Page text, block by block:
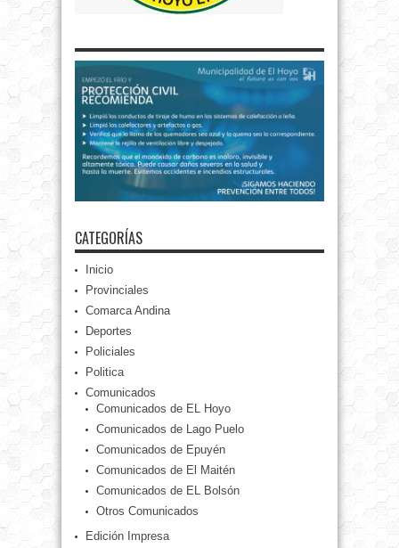
CATEGORÍAS
Inicio
Provinciales
Comarca Andina
Deportes
Policiales
Politica
Comunicados
Comunicados de EL Hoyo
Comunicados de Lago Puelo
Comunicados de Epuyén
Comunicados de El Maitén
Comunicados de EL Bolsón
Otros Comunicados
Edición Impresa